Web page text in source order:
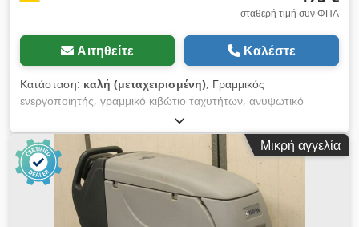
σταθερή τιμή συν ΦΠΑ
Αιτηθείτε Καλέστε
Κατάσταση: καλή (μεταχειρισμένη), Γραμμικός
ενεργοποιητής, γραμμικό κιβώτιο ταχυτήτων, ανυψωτικό
κιβώτιο, κοχλιοκίνητος ενεργοποιητής, γραμμική μονάδα,
γραμμικός οδηγός, γραμμικός άξονας, γραμμικός
ενεργοποιητής - Κατασκευαστής: Sir, γραμμικός ενεργοποιητής
από μηχάνημα πλύσης δαπέδων Nilfisk BR 651 - Τύπος: AO-
01/M - Τάση: 24 VDC - Διαδρομή: 80 mm Chedpfxsx Rxywe
Aidsa - Ταχύτητα: 51 mm/sec - Διαστάσεις: 280/65/H130 mm
- Βάρος: 0,8 kg
Μικρή αγγελία